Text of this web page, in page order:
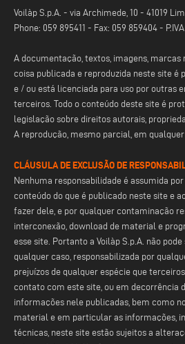
Voilàp S.p.A. - via Archimede, 10 - 41019
Phone: 059 895411 - Fax: 059 859404 -
A documentação, textos, imagens,
coisa publicada e reproduzida neste site é
e / ou está licenciada para uso por outras
terceiros. Todo o conteúdo deste site é
legislação sobre direitos autorais,
A reprodução, mesmo parcial, em
CLÁUSULA DE EXCLUSÃO DE
Nenhuma responsabilidade é assumida
conteúdo do que é publicado neste site e
fazer dele, e por qualquer contaminação
interconexão, download de material e
esse site. Portanto a Voilàp S.p.A. não
qualquer caso, responsabilizada por
prejuízos de qualquer espécie que
contato com este site, ou em decorrência
informações nele publicadas, bem como
material e em particular as informações,
técnicas, neste site estão sujeitos a